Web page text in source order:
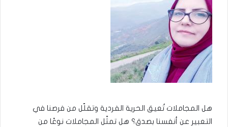
هل المجاملات تُعيق الحرية الفردية وتقلّل من فرصنا في
التعبير عن أنفسنا بصدق؟ هل تمثّل المجاملات نوعًا من